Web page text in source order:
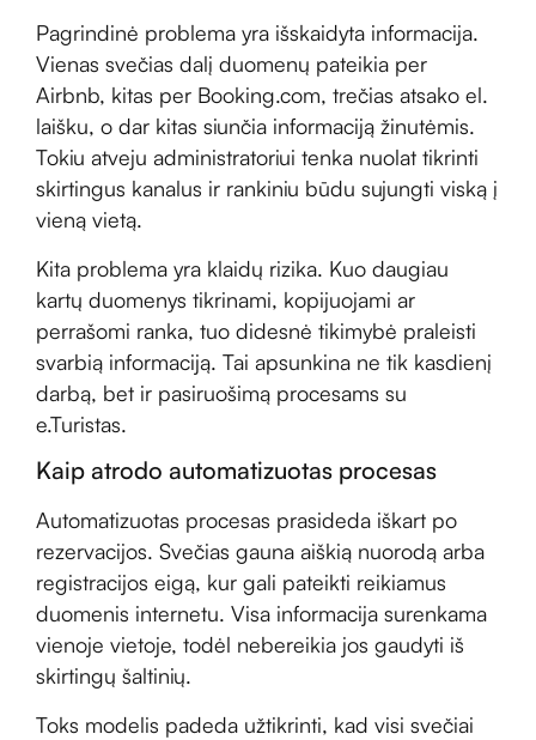
Pagrindinė problema yra išskaidyta informacija.
Vienas svečias dalį duomenų pateikia per
Airbnb, kitas per Booking.com, trečias atsako el.
laišku, o dar kitas siunčia informaciją žinutėmis.
Tokiu atveju administratoriui tenka nuolat tikrinti
skirtingus kanalus ir rankiniu būdu sujungti viską į
vieną vietą.
Kita problema yra klaidų rizika. Kuo daugiau
kartų duomenys tikrinami, kopijuojami ar
perrašomi ranka, tuo didesnė tikimybė praleisti
svarbią informaciją. Tai apsunkina ne tik kasdienį
darbą, bet ir pasiruošimą procesams su
e.Turistas.
Kaip atrodo automatizuotas procesas
Automatizuotas procesas prasideda iškart po
rezervacijos. Svečias gauna aiškią nuorodą arba
registracijos eigą, kur gali pateikti reikiamus
duomenis internetu. Visa informacija surenkama
vienoje vietoje, todėl nebereikia jos gaudyti iš
skirtingų šaltinių.
Toks modelis padeda užtikrinti, kad visi svečiai